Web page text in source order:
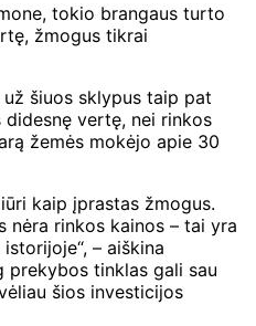
tokio brangaus turto
žmogus tikrai
už šiuos sklypus taip pat
vertę, nei rinkos
žemės mokėjo apie 30
kaip įprastas žmogus.
nėra rinkos kainos – tai yra
– aiškina
prekybos tinklas gali sau
šios investicijos